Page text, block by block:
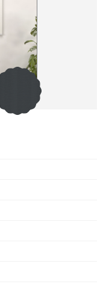
ist als das
15 mm